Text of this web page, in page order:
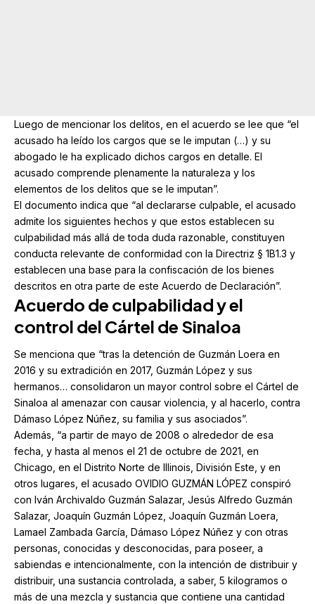
Luego de mencionar los delitos, en el acuerdo se lee que “el
acusado ha leído los cargos que se le imputan (…) y su
abogado le ha explicado dichos cargos en detalle. El
acusado comprende plenamente la naturaleza y los
elementos de los delitos que se le imputan”.
El documento indica que “al declararse culpable, el acusado
admite los siguientes hechos y que estos establecen su
culpabilidad más allá de toda duda razonable, constituyen
conducta relevante de conformidad con la Directriz § 1B1.3 y
establecen una base para la confiscación de los bienes
descritos en otra parte de este Acuerdo de Declaración”.
Acuerdo de culpabilidad y el
control del Cártel de Sinaloa
Se menciona que “tras la detención de Guzmán Loera en
2016 y su extradición en 2017, Guzmán López y sus
hermanos… consolidaron un mayor control sobre el Cártel de
Sinaloa al amenazar con causar violencia, y al hacerlo, contra
Dámaso López Núñez, su familia y sus asociados”.
Además, “a partir de mayo de 2008 o alrededor de esa
fecha, y hasta al menos el 21 de octubre de 2021, en
Chicago, en el Distrito Norte de Illinois, División Este, y en
otros lugares, el acusado OVIDIO GUZMÁN LÓPEZ conspiró
con Iván Archivaldo Guzmán Salazar, Jesús Alfredo Guzmán
Salazar, Joaquín Guzmán López, Joaquín Guzmán Loera,
Lamael Zambada García, Dámaso López Núñez y con otras
personas, conocidas y desconocidas, para poseer, a
sabiendas e intencionalmente, con la intención de distribuir y
distribuir, una sustancia controlada, a saber, 5 kilogramos o
más de una mezcla y sustancia que contiene una cantidad